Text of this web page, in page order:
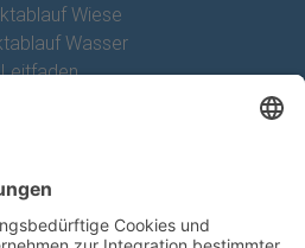
Wiese
Wasser
Leitfaden